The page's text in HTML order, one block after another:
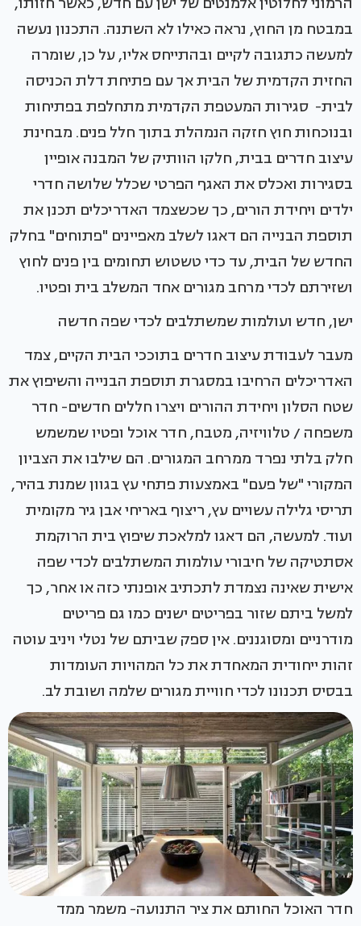
במבטח מן החוץ, נראה כאילו לא השתנה. התכנון נעשה
למעשה כתגובה לקיים ובהתייחס אליו, על כן, שומרה
החזית הקדמית של הבית אך עם פתיחת דלת הכניסה
לבית- סגירות המעטפת הקדמית מתחלפת בפתיחות
ובנוכחות חוץ חזקה הנמהלת בתוך חלל פנים. מבחינת
עיצוב חדרים בבית, חלקו הוותיק של המבנה אופיין
בסגירות ואכלס את האגף הפרטי שכלל שלושה חדרי
ילדים ויחידת הורים, כך שכשצמד האדריכלים תכנן את
תוספת הבנייה הם דאגו לשלב מאפיינים "פתוחים" בחלק
החדש של הבית, עד כדי טשטוש תחומים בין פנים לחוץ
ושזירתם לכדי מרחב מגורים אחד המשלב בית ופטיו.
ישן, חדש ועולמות שמשתלבים לכדי שפה חדשה
מעבר לעבודת עיצוב חדרים בתוככי הבית הקיים, צמד
האדריכלים הרחיבו במסגרת תוספת הבנייה והשיפוץ את
שטח הסלון ויחידת ההורים ויצרו חללים חדשים- חדר
משפחה / טלוויזיה, מטבח, חדר אוכל ופטיו שמשמש
חלק בלתי נפרד ממרחב המגורים. הם שילבו את הצביון
המקורי "של פעם" באמצעות פתחי עץ בגוון שמנת בהיר,
תריסי גלילה עשויים עץ, ריצוף באריחי אבן גיר מקומית
ועוד. למעשה, הם דאגו למלאכת שיפוץ בית הרוקמת
אסתטיקה של חיבורי עולמות המשתלבים לכדי שפה
אישית שאינה נצמדת לתכתיב אופנתי כזה או אחר, כך
למשל ביתם שזור בפריטים ישנים כמו גם פריטים
מודרניים ומסוגננים. אין ספק שביתם של נטלי ויניב עוטה
זהות ייחודית המאחדת את כל המהויות העומדות
בבסיס תכנונו לכדי חוויית מגורים שלמה ושובת לב.
חדר האוכל החותם את ציר התנועה- משמר ממד